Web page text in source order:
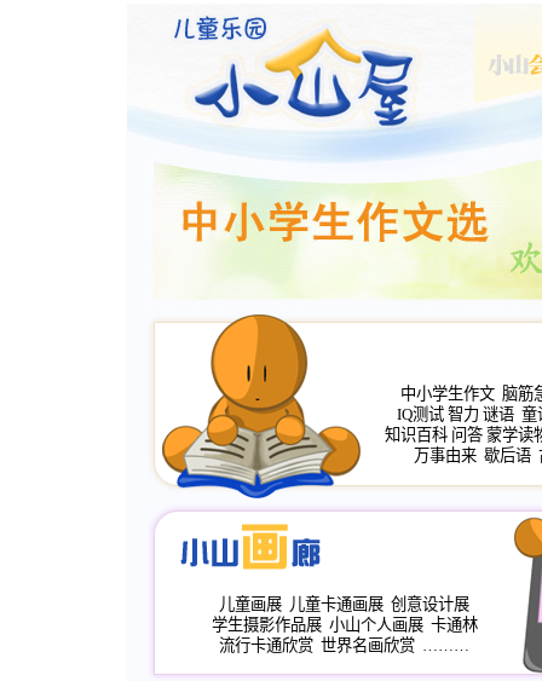
中小学生作文 脑筋
IQ测试 智力 谜语 童
知识百科 问答 蒙学读
万事由来 歇后语
儿童画展 儿童卡通画展 创意设计展
学生摄影作品展 小山个人画展 卡通林
流行卡通欣赏 世界名画欣赏 ………